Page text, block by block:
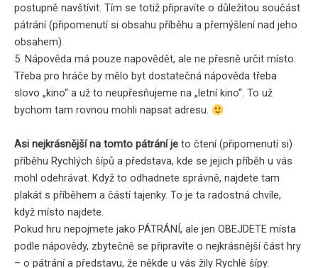
postupně navštívit. Tím se totiž připravíte o důležitou součást
pátrání (připomenutí si obsahu příběhu a přemýšlení nad jeho
obsahem).
5. Nápověda má pouze napovědět, ale ne přesně určit místo.
Třeba pro hráče by mělo byt dostatečná nápověda třeba
slovo „kino“ a už to neupřesňujeme na „letní kino“. To už
bychom tam rovnou mohli napsat adresu.
Asi nejkrásnější na tomto pátrání je to čtení (připomenutí si)
příběhu Rychlých šípů a představa, kde se jejich příběh u vás
mohl odehrávat. Když to odhadnete správně, najdete tam
plakát s příběhem a částí tajenky. To je ta radostná chvíle,
když místo najdete.
Pokud hru nepojmete jako PÁTRÁNÍ, ale jen OBEJDETE místa
podle nápovědy, zbytečně se připravíte o nejkrásnější část hry
– o pátrání a představu, že někde u vás žily Rychlé šípy.